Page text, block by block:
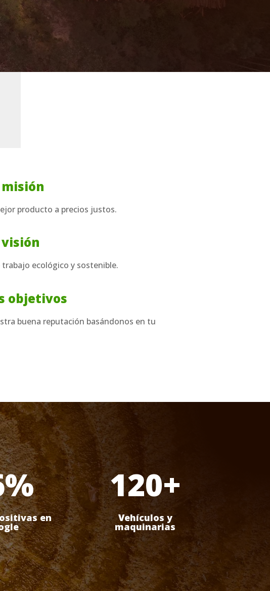
producto a precios justos.
ecológico y sostenible.
objetivos
buena reputación basándonos en tu
%
en
120+
Vehículos y
maquinarias